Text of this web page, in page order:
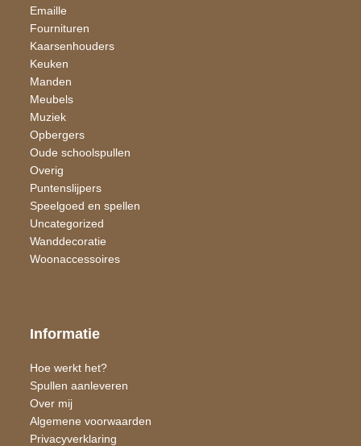
Emaille
Fournituren
Kaarsen​houders
Keuken
Manden
Meubels
Muziek
Opbergers
Oude schoolspullen
Overig
Puntenslijpers
Speelgoed en spellen
Uncategorized
Wand​decoratie
Woon​accessoires
Informatie
Hoe werkt het?
Spullen aanleveren
Over mij
Algemene voorwaarden
Privacyverklaring